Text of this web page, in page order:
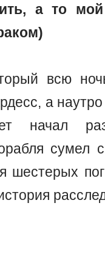
а то мой
всю
а
начал
сумел
шестерых